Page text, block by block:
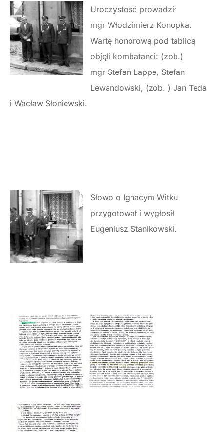
Uroczystość prowadził
mgr Włodzimierz Konopka.
Wartę honorową pod tablicą
objęli kombatanci: (zob.)
mgr Stefan Lappe, Stefan
Lewandowski, (zob. ) Jan Teda
i Wacław Słoniewski.
Słowo o Ignacym Witku
przygotował i wygłosił
Eugeniusz Stanikowski.